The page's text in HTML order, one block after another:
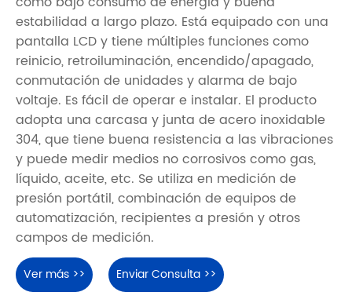
estabilidad a largo plazo. Está equipado con una
pantalla LCD y tiene múltiples funciones como
reinicio, retroiluminación, encendido/apagado,
conmutación de unidades y alarma de bajo
voltaje. Es fácil de operar e instalar. El producto
adopta una carcasa y junta de acero inoxidable
304, que tiene buena resistencia a las vibraciones
y puede medir medios no corrosivos como gas,
líquido, aceite, etc. Se utiliza en medición de
presión portátil, combinación de equipos de
automatización, recipientes a presión y otros
campos de medición.
Ver más >> Enviar Consulta >>